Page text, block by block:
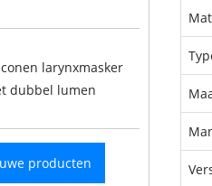
larynxmasker
dubbel lumen
producten